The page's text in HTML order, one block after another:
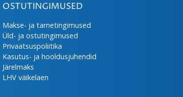
OSTUTINGIMUSED
Makse- ja tarnetingimused
Üld- ja ostutingimused
Privaatsuspoliitika
Kasutus- ja hooldusjuhendid
Järelmaks
LHV väikelaen